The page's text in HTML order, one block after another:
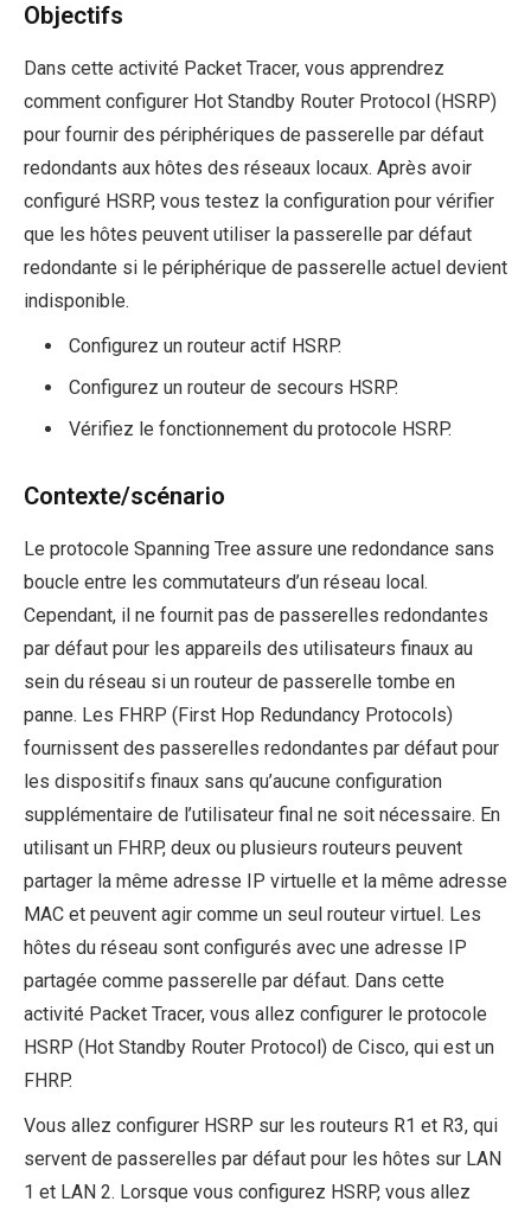
Objectifs
Dans cette activité Packet Tracer, vous apprendrez
comment configurer Hot Standby Router Protocol (HSRP)
pour fournir des périphériques de passerelle par défaut
redondants aux hôtes des réseaux locaux. Après avoir
configuré HSRP, vous testez la configuration pour vérifier
que les hôtes peuvent utiliser la passerelle par défaut
redondante si le périphérique de passerelle actuel devient
indisponible.
Configurez un routeur actif HSRP.
Configurez un routeur de secours HSRP.
Vérifiez le fonctionnement du protocole HSRP.
Contexte/scénario
Le protocole Spanning Tree assure une redondance sans
boucle entre les commutateurs d’un réseau local.
Cependant, il ne fournit pas de passerelles redondantes
par défaut pour les appareils des utilisateurs finaux au
sein du réseau si un routeur de passerelle tombe en
panne. Les FHRP (First Hop Redundancy Protocols)
fournissent des passerelles redondantes par défaut pour
les dispositifs finaux sans qu’aucune configuration
supplémentaire de l’utilisateur final ne soit nécessaire. En
utilisant un FHRP, deux ou plusieurs routeurs peuvent
partager la même adresse IP virtuelle et la même adresse
MAC et peuvent agir comme un seul routeur virtuel. Les
hôtes du réseau sont configurés avec une adresse IP
partagée comme passerelle par défaut. Dans cette
activité Packet Tracer, vous allez configurer le protocole
HSRP (Hot Standby Router Protocol) de Cisco, qui est un
FHRP.
Vous allez configurer HSRP sur les routeurs R1 et R3, qui
servent de passerelles par défaut pour les hôtes sur LAN
1 et LAN 2. Lorsque vous configurez HSRP, vous allez